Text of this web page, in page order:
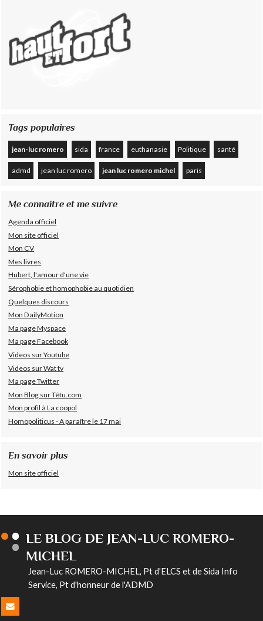
Tags populaires
jean-luc romero sida france euthanasie Politique santé
admd jean luc romero jean luc romero michel paris
Me connaître et me suivre
Agenda officiel
Mon site officiel
Mon CV
Mes livres
Hubert, l'amour d'une vie
Sérophobie et homophobie au quotidien
Quelques discours
Mon DailyMotion
Ma page Myspace
Ma page Facebook
Videos sur Youtube
Videos sur Wat tv
Ma page Twitter
Mon Blog sur Têtu.com
Mon profil à La coopol
Homopoliticus - A paraître le 17 mai
En savoir plus
Mon site officiel
LE BLOG DE JEAN-LUC ROMERO-
MICHEL
Jean-Luc ROMERO-MICHEL, Pt d'ELCS et de Sida Info
Service, Pt d'honneur de l'ADMD